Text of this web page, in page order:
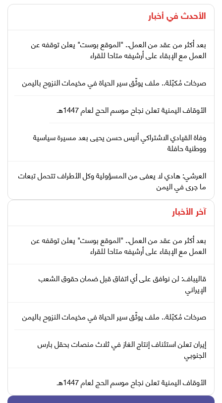
الأحدث في أخبار
بعد أكثر من عقد من العمل.. "الموقع بوست" يعلن توقفه عن
العمل مع الإبقاء على أرشيفه متاحا للقراء
صرخات مُكبّلة.. ملف يوثّق سير الحياة في مخيمات النزوح باليمن
الأوقاف اليمنية تعلن نجاح موسم الحج لعام 1447هـ
وفاة القيادي الاشتراكي أنيس حسن يحيى بعد مسيرة سياسية
ووطنية حافلة
العرشي: هادي لا يعفى من المسؤولية وكل الأطراف تتحمل تبعات
ما جرى في اليمن
آخر الأخبار
بعد أكثر من عقد من العمل.. "الموقع بوست" يعلن توقفه عن
العمل مع الإبقاء على أرشيفه متاحا للقراء
قاليباف: لن نوافق على أي اتفاق قبل ضمان حقوق الشعب
الإيراني
صرخات مُكبّلة.. ملف يوثّق سير الحياة في مخيمات النزوح باليمن
إيران تعلن استئناف إنتاج الغاز في ثلاث منصات بحقل بارس
الجنوبي
الأوقاف اليمنية تعلن نجاح موسم الحج لعام 1447هـ